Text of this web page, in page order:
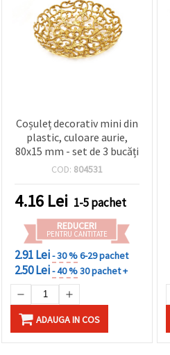
Coșuleț decorativ mini din
plastic, culoare aurie,
80x15 mm - set de 3 bucăți
COD: 804531
4.16 Lei 1-5 pachet
REDUCERI
PENTRU CANTITATE
2.91 Lei- 30 %6-29 pachet
2.50 Lei- 40 %30 pachet +
ADAUGA IN COS